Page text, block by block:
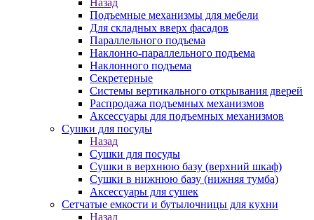
Назад
Подъемные механизмы для мебели
Для складных вверх фасадов
Параллельного подъема
Наклонно-параллельного подъема
Наклонного подъема
Секретерные
Системы вертикального открывания дверей
Распродажа подъемных механизмов
Аксессуары для подъемных механизмов
Сушки для посуды
Назад
Сушки для посуды
Сушки в верхнюю базу (верхний шкаф)
Сушки в нижнюю базу (нижняя тумба)
Аксессуары для сушек
Сетчатые емкости и бутылочницы для кухни
Назад